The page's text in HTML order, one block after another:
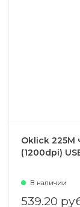
Oklick
(1200dpi)
В наличии
539.20